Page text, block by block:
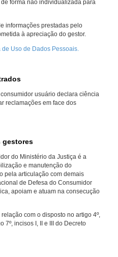
forma não individualizada para
informações prestadas pelo
à apreciação do gestor.
de Uso de Dados Pessoais.
usuário declara ciência
reclamações em face dos
gestores
do Ministério da Justiça é a
e manutenção do
pela articulação com demais
de Defesa do Consumidor
apoiam e atuam na consecução
com o disposto no artigo 4º,
7º, incisos I, II e III do Decreto